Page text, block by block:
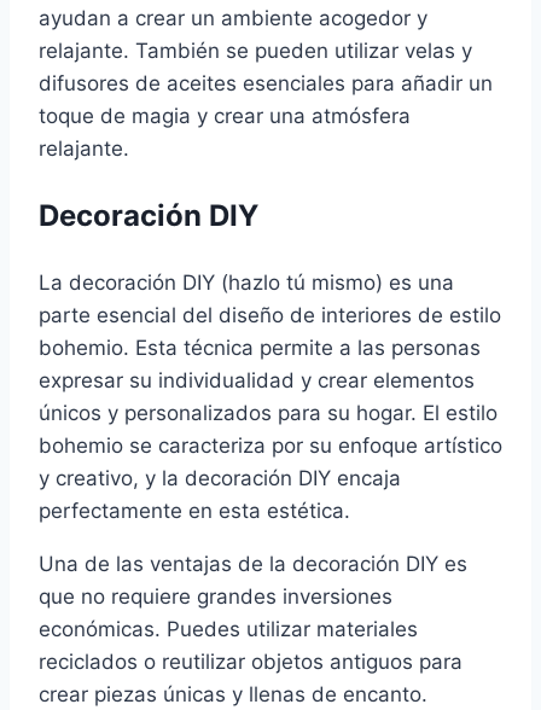
ayudan a crear un ambiente acogedor y
relajante. También se pueden utilizar velas y
difusores de aceites esenciales para añadir un
toque de magia y crear una atmósfera
relajante.
Decoración DIY
La decoración DIY (hazlo tú mismo) es una
parte esencial del diseño de interiores de estilo
bohemio. Esta técnica permite a las personas
expresar su individualidad y crear elementos
únicos y personalizados para su hogar. El estilo
bohemio se caracteriza por su enfoque artístico
y creativo, y la decoración DIY encaja
perfectamente en esta estética.
Una de las ventajas de la decoración DIY es
que no requiere grandes inversiones
económicas. Puedes utilizar materiales
reciclados o reutilizar objetos antiguos para
crear piezas únicas y llenas de encanto.